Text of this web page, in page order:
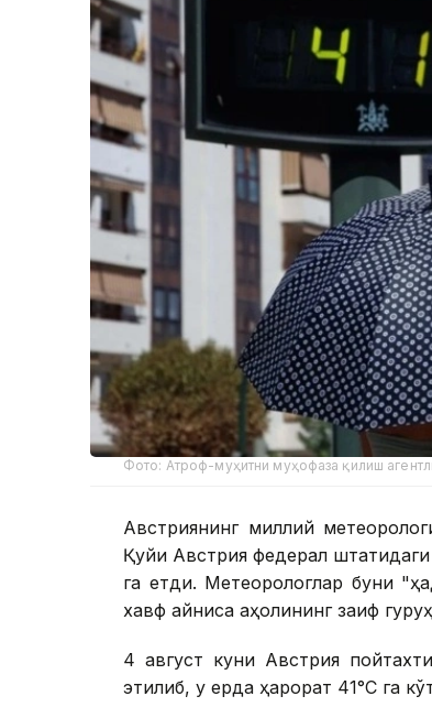
Фото: Атроф-муҳитни муҳофаза қилиш
Австриянинг миллий
Қуйи Австрия федерал
га етди. Метеорологлар буни
хавф айниқса аҳолининг заиф
4 август куни Австрия
этилиб, у ерда ҳарорат 41°С га